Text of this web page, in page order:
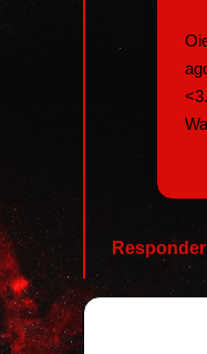
Responder